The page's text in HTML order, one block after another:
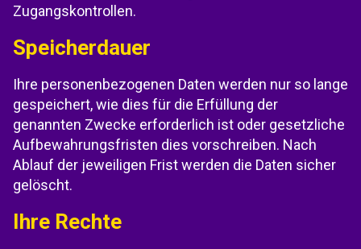
Zugangskontrollen.
Speicherdauer
Ihre personenbezogenen Daten werden nur so lange
gespeichert, wie dies für die Erfüllung der
genannten Zwecke erforderlich ist oder gesetzliche
Aufbewahrungsfristen dies vorschreiben. Nach
Ablauf der jeweiligen Frist werden die Daten sicher
gelöscht.
Ihre Rechte